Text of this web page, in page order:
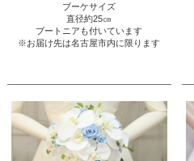
ブーケサイズ
直径約25㎝
ブートニアも付いています
※お届け先は名古屋市内に限ります